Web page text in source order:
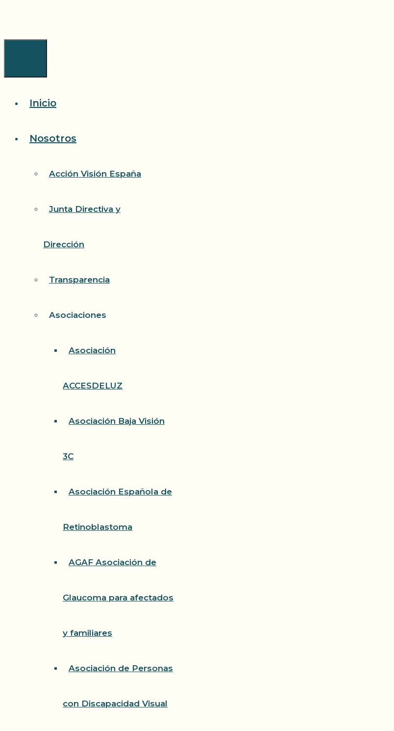
Inicio
Nosotros
Acción Visión España
Junta Directiva y
Dirección
Transparencia
Asociaciones
Asociación
ACCESDELUZ
Asociación Baja Visión
3C
Asociación Española de
Retinoblastoma
AGAF Asociación de
Glaucoma para afectados
y familiares
Asociación de Personas
con Discapacidad Visual